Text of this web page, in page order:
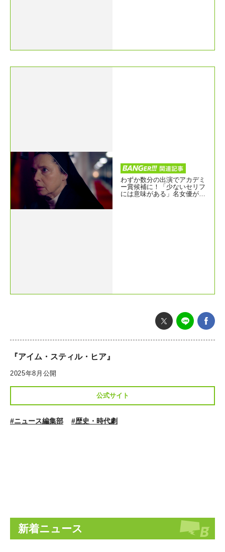
わずか数分の出演でアカデミ
ー賞候補に！「少ないセリフ
には意味がある」名女優が語
『アイム・スティル・ヒア』
2025年8月公開
公式サイト
#ニュース編集部 #歴史・時代劇
新着ニュース